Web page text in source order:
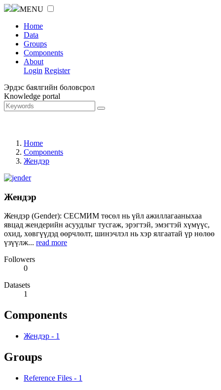
MENU
Home
Data
Groups
Components
About
Login Register
Эрдэс баялгийн боловсрол
Knowledge portal
Home
Components
Жендэр
Жендэр
Жендэр (Gender): СЕСМИМ төсөл нь үйл ажиллагааныхаа
явцад жендерийн асуудлыг тусгаж, эрэгтэй, эмэгтэй хүмүүс,
охид, хөвгүүдэд өөрчлөлт, шинэчлэл нь хэр ялгаатай үр нөлөө
үзүүлж... read more
Followers
0
Datasets
1
Components
Жендэр - 1
Groups
Reference Files - 1